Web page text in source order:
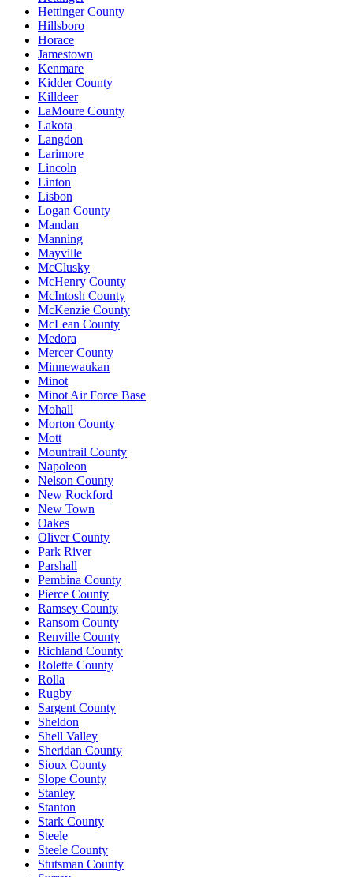
Hettinger County
Hillsboro
Horace
Jamestown
Kenmare
Kidder County
Killdeer
LaMoure County
Lakota
Langdon
Larimore
Lincoln
Linton
Lisbon
Logan County
Mandan
Manning
Mayville
McClusky
McHenry County
McIntosh County
McKenzie County
McLean County
Medora
Mercer County
Minnewaukan
Minot
Minot Air Force Base
Mohall
Morton County
Mott
Mountrail County
Napoleon
Nelson County
New Rockford
New Town
Oakes
Oliver County
Park River
Parshall
Pembina County
Pierce County
Ramsey County
Ransom County
Renville County
Richland County
Rolette County
Rolla
Rugby
Sargent County
Sheldon
Shell Valley
Sheridan County
Sioux County
Slope County
Stanley
Stanton
Stark County
Steele
Steele County
Stutsman County